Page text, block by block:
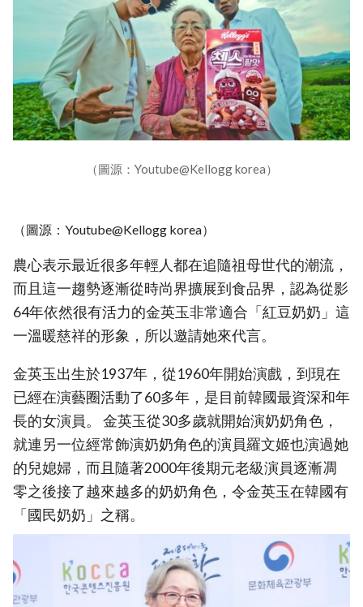
（圖源：Youtube@Kellogg korea）
（圖源：Youtube@Kellogg korea）
農心表示最近很多年輕人都在追隨祖母世代的潮流，
而且這一趨勢逐漸從時尚界擴展到食品界，認為從影
64年依然很有活力的金英玉非常適合「紅豆奶奶」這
一溫暖慈祥的形象，所以邀請她來代言。
金英玉出生於1937年，從1960年開始演戲，到現在
已經在演藝圈活動了60多年，是目前韓國最資深和年
長的女演員。 金英玉從30多歲就開始演奶奶角色，
就連另一位經常飾演奶奶角色的演員羅文姬也演過她
的兒媳婦，而且隨著2000年後期元老級演員逐漸凋
零之後接了越來越多的奶奶角色，令金英玉在韓國有
「國民奶奶」之稱。